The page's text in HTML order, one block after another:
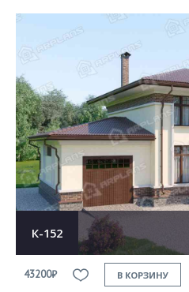
К-152
43200₽ В КОРЗИНУ